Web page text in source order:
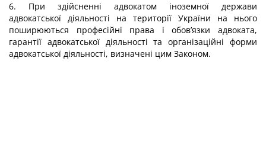
6. При здійсненні адвокатом іноземної держави
адвокатської діяльності на території України на нього
поширюються професійні права і обов’язки адвоката,
гарантії адвокатської діяльності та організаційні форми
адвокатської діяльності, визначені цим Законом.